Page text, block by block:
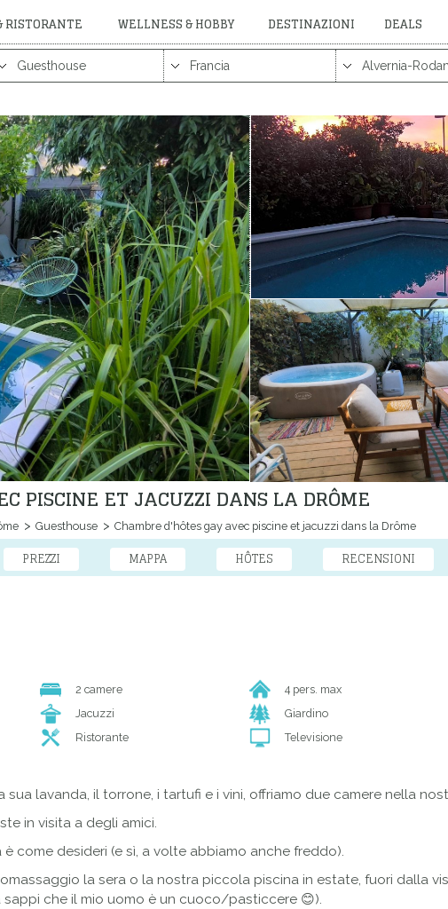
RISTORANTE WELLNESS & HOBBY DESTINAZIONI DEALS
PISCINE ET JACUZZI DANS LA DRÔME
Guesthouse Chambre d'hôtes gay avec piscine et jacuzzi dans la Drôme
PREZZI MAPPA HÔTES RECENSIONI
2 camere
4 pers. max
Jacuzzi
Giardino
Ristorante Televisione
lavanda, il torrone, i tartufi e i vini, offriamo due camere nella
in visita a degli amici.
come desideri (e sì, a volte abbiamo anche freddo).
la sera o la nostra piccola piscina in estate, fuori dalla
che il mio uomo è un cuoco/pasticcere 😊).